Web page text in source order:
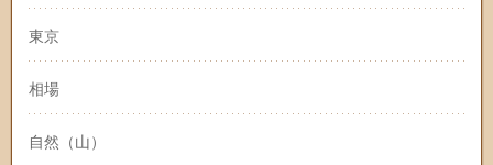
東京
相場
自然（山）